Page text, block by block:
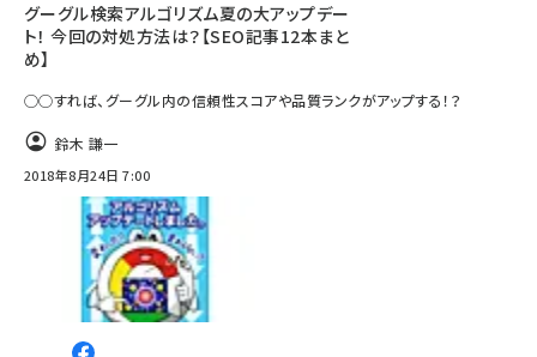
グーグル検索アルゴリズム夏の大アップデー
ト！ 今回の対処方法は？【SEO記事12本まと
め】
◯◯すれば、グーグル内の信頼性スコアや品質ランクがアップする！？
鈴木 謙一
2018年8月24日 7:00